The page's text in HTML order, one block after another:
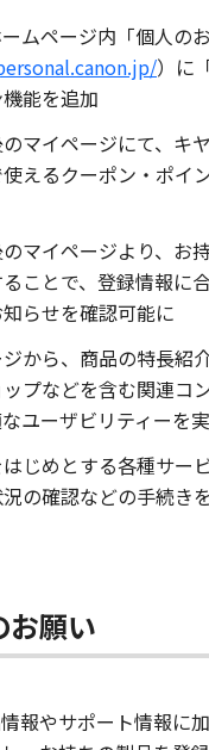
ムページ内「個人の
）に
能を追加
マイページにて、キ
えるクーポン・ポイ
マイページより、お
ことで、登録情報に
らせを確認可能に
から、商品の特長紹
プなどを含む関連コ
ユーザビリティーを
じめとする各種サー
の確認などの手続き
お願い
報やサポート情報に